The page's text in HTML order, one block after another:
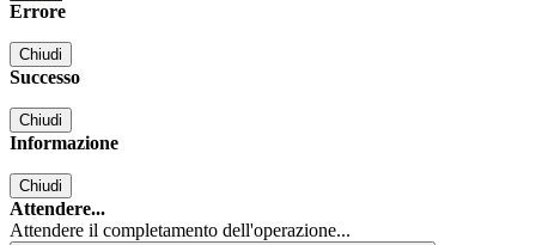
Errore
Chiudi
Successo
Chiudi
Informazione
Chiudi
Attendere...
Attendere il completamento dell'operazione...